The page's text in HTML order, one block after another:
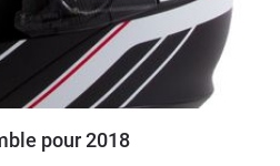
pour 2018